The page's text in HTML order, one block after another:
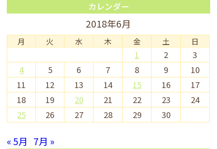
カレンダー
2018年6月
月 火 水 木 金 土 日
1 2
3
4
5 6 7 8 9
10
11
12 13 14 15 16
17
18
19 20 21 22 23
24
25
26 27 28 29 30
« 5月 7月 »